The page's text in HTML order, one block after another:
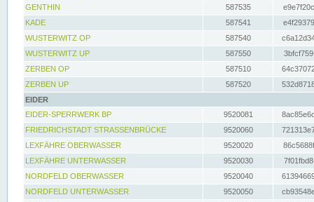
GENTHIN
587535
KADE
587541
WUSTERWITZ OP
587540
WUSTERWITZ UP
587550
ZERBEN OP
587510
ZERBEN UP
587520
EIDER
EIDER-SPERRWERK BP
9520081
FRIEDRICHSTADT STRASSENBRÜCKE
9520060
LEXFÄHRE OBERWASSER
9520020
LEXFÄHRE UNTERWASSER
9520030
NORDFELD OBERWASSER
9520040
NORDFELD UNTERWASSER
9520050